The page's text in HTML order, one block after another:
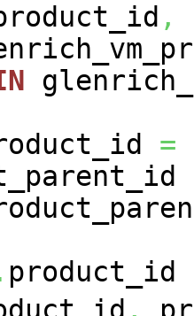
,
=
product_id